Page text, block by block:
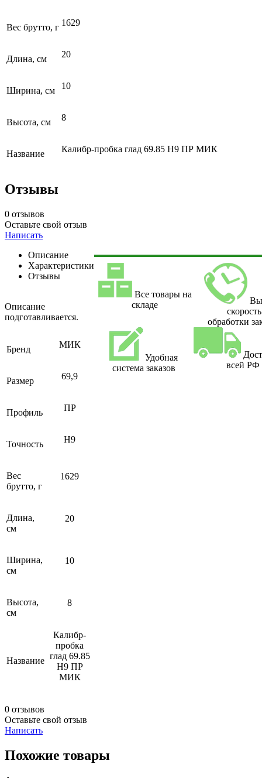
Вес брутто, г 1629
Длина, см 20
Ширина, см 10
Высота, см 8
Название Калибр-пробка глад 69.85 Н9 ПР МИК
Отзывы
0 отзывов
Оставьте свой отзыв
Написать
Описание
Характеристики
Отзывы
Описание
подготавливается.
Бренд МИК
Размер 69,9
Профиль ПР
Точность H9
Вес
брутто, г
1629
Длина,
см
20
Ширина,
см
10
Высота,
см
8
Название
Калибр-
пробка
глад 69.85
Н9 ПР
МИК
0 отзывов
Оставьте свой отзыв
Написать
Все товары на
складе
скорость
обработки
Удобная
система заказов
всей РФ
Похожие товары